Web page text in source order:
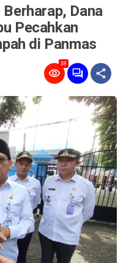
Dana
Pecahkan
di Panmas
38